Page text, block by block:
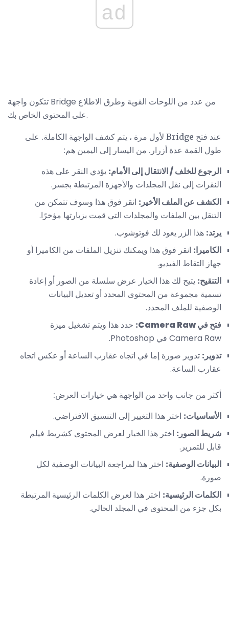
ad
تتكون واجهة Bridge من عدد من اللوحات القوية وطرق الاطلاع
على المحتوى الخاص بك.
عند فتح Bridge لأول مرة ، يتم كشف الواجهة الكاملة. على
طول القمة عدة أزرار. من اليسار إلى اليمين هم:
الرجوع للخلف / الانتقال إلى الأمام: يؤدي النقر على هذه
النقرات إلى نقل المجلدات والأجهزة المرتبطة بجسر.
الكشف عن الملف الأخير: انقر فوق هذا وسوف تتمكن من
التنقل بين الملفات والمجلدات التي قمت بزيارتها مؤخرًا.
يرتد: هذا الزر يعود لك فوتوشوب.
الكاميرا: انقر فوق هذا ويمكنك تنزيل الملفات من الكاميرا أو
جهاز التقاط الفيديو.
التنقيح: يتيح لك هذا الخيار عرض سلسلة من الصور أو إعادة
تسمية مجموعة من المحتوى المحدد أو تعديل البيانات
الوصفية للملف المحدد.
فتح في Camera Raw:
حدد هذا ويتم تشغيل ميزة
Camera Raw في Photoshop.
تدوير: تدوير صورة إما في اتجاه عقارب الساعة أو عكس اتجاه
عقارب الساعة.
أكثر من جانب واحد من الواجهة هي خيارات العرض:
الأساسيات: اختر هذا التغيير إلى التنسيق الافتراضي.
شريط الصور: اختر هذا الخيار لعرض المحتوى كشريط فيلم
قابل للتمرير.
البيانات الوصفية: اختر هذا لمراجعة البيانات الوصفية لكل
صورة.
الكلمات الرئيسية: اختر هذا لعرض الكلمات الرئيسية المرتبطة
بكل جزء من المحتوى في المجلد الحالي.